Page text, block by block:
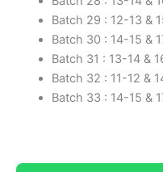
Batch 29 : 12-13 &
Batch 30 : 14-15 &
Batch 31 : 13-14 &
Batch 32 : 11-12 &
Batch 33 : 14-15 &